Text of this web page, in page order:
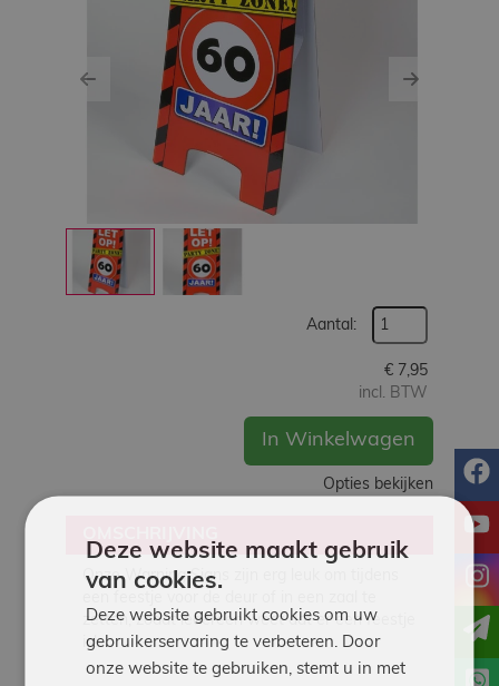
Previous Next
Aantal:
€ 7,95
incl. BTW
In Winkelwagen
Opties bekijken
Onze Warning Signs zijn erg leuk om tijdens
zetten, zodat iedereen weet dat er een feestje
is!
Deze website maakt gebruik
van cookies.
Deze website gebruikt cookies om uw
gebruikerservaring te verbeteren. Door
onze website te gebruiken, stemt u in met